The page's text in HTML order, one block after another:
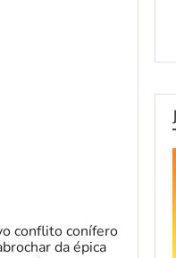
conflito conífero
da épica